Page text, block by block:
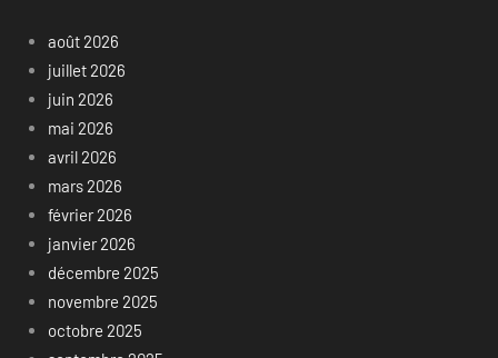
août 2026
juillet 2026
juin 2026
mai 2026
avril 2026
mars 2026
février 2026
janvier 2026
décembre 2025
novembre 2025
octobre 2025